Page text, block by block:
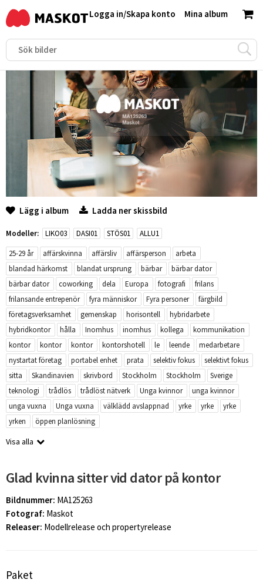
Mina album
Logga in/Skapa konto
Lägg i album Ladda ner skissbild
Modeller: LIKO03 DASI01 STÖS01
ALLU1
25-29 år
affärskvinna affärsliv affärsperson
arbeta
blandad härkomst
blandat ursprung bärbar
bärbar dator
bärbar dator
coworking dela Europa fotografi
frilans
frilansande entrepenör
fyra människor Fyra personer
färgbild
företagsverksamhet
gemenskap horisontell
hybridarbete
hybridkontor
hålla Inomhus inomhus kollega
kommunikation
kontor
kontor kontor kontorshotell le leende
medarbetare
nystartat företag
portabel enhet prata selektiv fokus
selektivt fokus
sitta
Skandinavien skrivbord Stockholm Stockholm
Sverige
teknologi
trådlös trådlöst nätverk Unga kvinnor
unga kvinnor
unga vuxna
Unga vuxna välklädd avslappnad yrke yrke
yrke
yrken
öppen planlösning
Visa alla
Glad kvinna sitter vid dator på kontor
Bildnummer: MA125263
Fotograf: Maskot
Releaser: Modellrelease och propertyrelease
Paket